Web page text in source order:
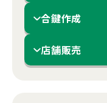
合鍵作成
店舗販売